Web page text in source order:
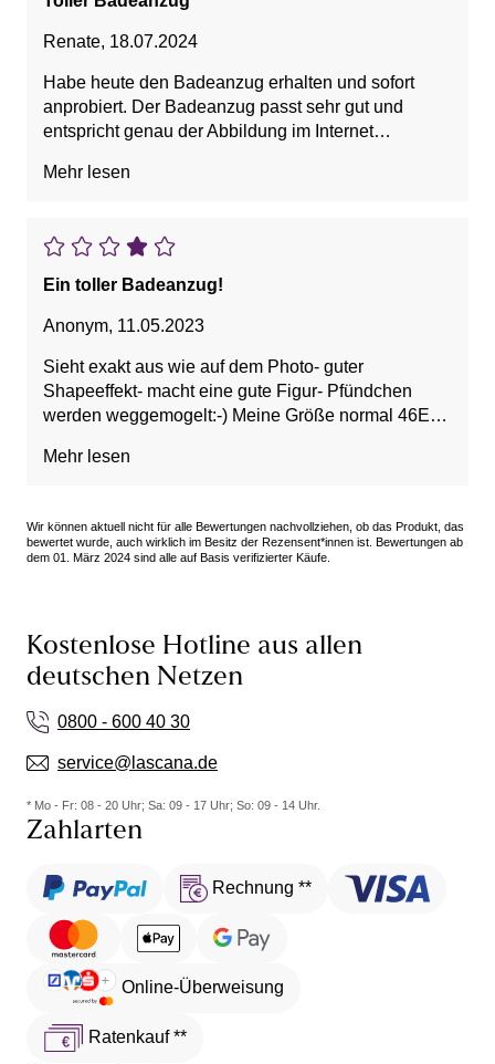
Renate, 18.07.2024
Habe heute den Badeanzug erhalten und sofort
anprobiert. Der Badeanzug passt sehr gut und
entspricht genau der Abbildung im Internet
hochwertig. Die Lieferung erfolgte sehr schnell und
Mehr lesen
Ein toller Badeanzug!
Anonym, 11.05.2023
Sieht exakt aus wie auf dem Photo- guter
Shapeeffekt- macht eine gute Figur- Pfündchen
werden weggemogelt:-) Meine Größe normal 46E
mal einiges mehr an Shapeeffekt wollen habe ich
die Körbchengrösse dafür eine Nummer grösser-
sitzt ebenfalls perfekt. Der Badeanzug erfüllt seinen
leider so. Kaufen würde ich ihn deshalb wohl nicht
mehr.
Mehr lesen
Wir können aktuell nicht für alle Bewertungen nachvollziehen, ob das Produkt, das
bewertet wurde, auch wirklich im Besitz der Rezensent*innen ist. Bewertungen ab
dem 01. März 2024 sind alle auf Basis verifizierter Käufe.
Kostenlose Hotline aus allen
deutschen Netzen
0800 - 600 40 30
service@lascana.de
* Mo - Fr: 08 - 20 Uhr; Sa: 09 - 17 Uhr; So: 09 - 14 Uhr.
Zahlarten
Rechnung **
Online-Überweisung
Ratenkauf **